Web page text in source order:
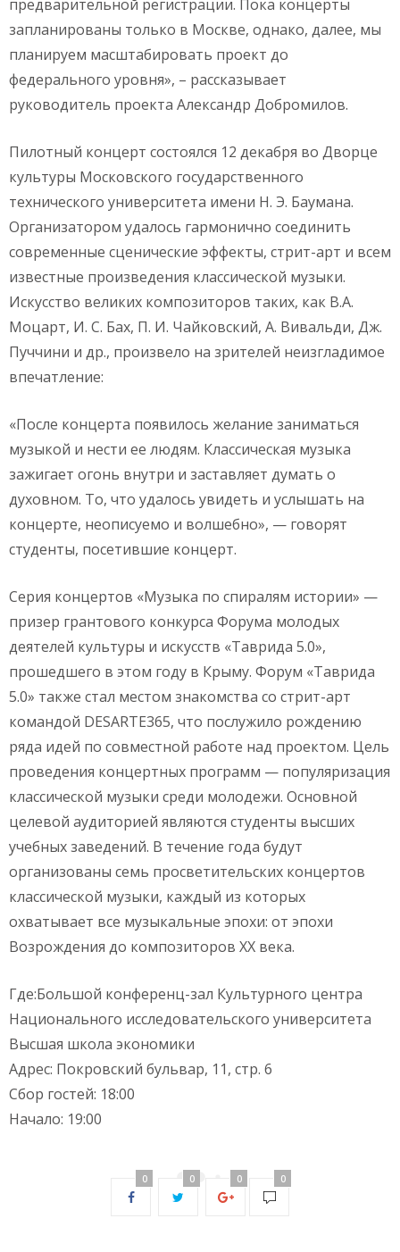
предварительной регистрации. Пока концерты
запланированы только в Москве, однако, далее, мы
планируем масштабировать проект до
федерального уровня», – рассказывает
руководитель проекта Александр Добромилов.
Пилотный концерт состоялся 12 декабря во Дворце
культуры Московского государственного
технического университета имени Н. Э. Баумана.
Организатором удалось гармонично соединить
современные сценические эффекты, стрит-арт и всем
известные произведения классической музыки.
Искусство великих композиторов таких, как В.А.
Моцарт, И. С. Бах, П. И. Чайковский, А. Вивальди, Дж.
Пуччини и др., произвело на зрителей неизгладимое
впечатление:
«После концерта появилось желание заниматься
музыкой и нести ее людям. Классическая музыка
зажигает огонь внутри и заставляет думать о
духовном. То, что удалось увидеть и услышать на
концерте, неописуемо и волшебно», — говорят
студенты, посетившие концерт.
Серия концертов «Музыка по спиралям истории» —
призер грантового конкурса Форума молодых
деятелей культуры и искусств «Таврида 5.0»,
прошедшего в этом году в Крыму. Форум «Таврида
5.0» также стал местом знакомства со стрит-арт
командой DESARTE365, что послужило рождению
ряда идей по совместной работе над проектом. Цель
проведения концертных программ — популяризация
классической музыки среди молодежи. Основной
целевой аудиторией являются студенты высших
учебных заведений. В течение года будут
организованы семь просветительских концертов
классической музыки, каждый из которых
охватывает все музыкальные эпохи: от эпохи
Возрождения до композиторов ХХ века.
Где:Большой конференц-зал Культурного центра
Национального исследовательского университета
Высшая школа экономики
Адрес: Покровский бульвар, 11, стр. 6
Сбор гостей: 18:00
Начало: 19:00
0 0 0 0